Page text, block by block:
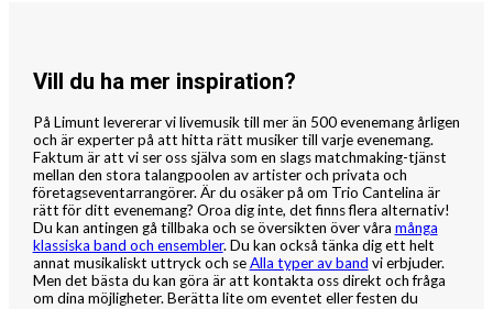
Vill du ha mer inspiration?
På Limunt levererar vi livemusik till mer än 500 evenemang årligen
och är experter på att hitta rätt musiker till varje evenemang.
Faktum är att vi ser oss själva som en slags matchmaking-tjänst
mellan den stora talangpoolen av artister och privata och
företagseventarrangörer. Är du osäker på om Trio Cantelina är
rätt för ditt evenemang? Oroa dig inte, det finns flera alternativ!
Du kan antingen gå tillbaka och se översikten över våra många
klassiska band och ensembler. Du kan också tänka dig ett helt
annat musikaliskt uttryck och seAlla typer av band vi erbjuder.
Men det bästa du kan göra är att kontakta oss direkt och fråga
om dina möjligheter. Berätta lite om eventet eller festen du